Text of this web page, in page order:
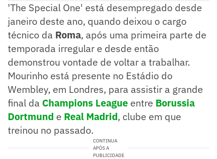
'The Special One' está desempregado desde
janeiro deste ano, quando deixou o cargo
técnico da Roma, após uma primeira parte de
temporada irregular e desde então
demonstrou vontade de voltar a trabalhar.
Mourinho está presente no Estádio do
Wembley, em Londres, para assistir a grande
final da Champions League entre Borussia
Dortmund e Real Madrid, clube em que
treinou no passado.
CONTINUA
APÓS A
PUBLICIDADE